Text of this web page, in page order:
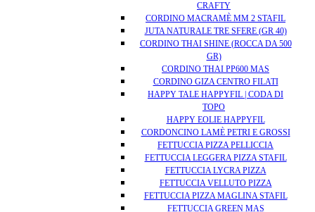
CRAFTY
CORDINO MACRAMÈ MM 2 STAFIL
JUTA NATURALE TRE SFERE (GR 40)
CORDINO THAI SHINE (ROCCA DA 500
GR)
CORDINO THAI PP600 MAS
CORDINO GIZA CENTRO FILATI
HAPPY TALE HAPPYFIL | CODA DI
TOPO
HAPPY EOLIE HAPPYFIL
CORDONCINO LAMÈ PETRI E GROSSI
FETTUCCIA PIZZA PELLICCIA
FETTUCCIA LEGGERA PIZZA STAFIL
FETTUCCIA LYCRA PIZZA
FETTUCCIA VELLUTO PIZZA
FETTUCCIA PIZZA MAGLINA STAFIL
FETTUCCIA GREEN MAS